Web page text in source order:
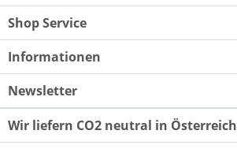
Shop Service
Informationen
Newsletter
Wir liefern CO2 neutral in Österreich